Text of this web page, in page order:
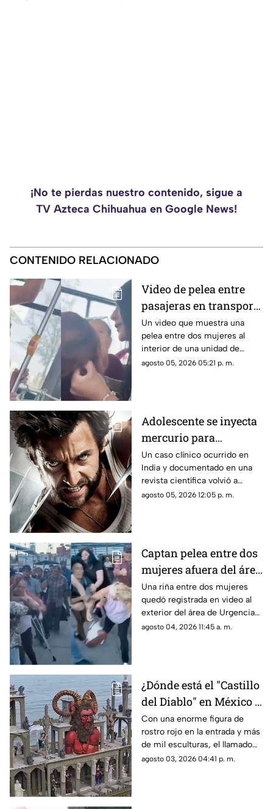
¡No te pierdas nuestro contenido, sigue a
TV Azteca Chihuahua en Google News!
CONTENIDO RELACIONADO
Video de pelea entre
pasajeras en transporte
público se vuelve viral
en redes sociales
Un video que muestra una
pelea entre dos mujeres al
interior de una unidad de
transporte público comenzó a
agosto 05, 2026 05:21 p. m.
Adolescente se inyecta
mercurio para
parecerse a Wolverine
y termina
hospitalizado
Un caso clínico ocurrido en
India y documentado en una
revista científica volvió a
generar interés por los riesgos
agosto 05, 2026 12:05 p. m.
Captan pelea entre dos
mujeres afuera del área
de Urgencias de un
hospital en Chihuahua
| VIDEO
Una riña entre dos mujeres
quedó registrada en video al
exterior del área de Urgencias
de un hospital ubicado en
agosto 04, 2026 11:45 a. m.
¿Dónde está el "Castillo
del Diablo" en México y
por qué se volvió tan
famoso?
Con una enorme figura de
rostro rojo en la entrada y más
de mil esculturas, el llamado
“Castillo del Diablo” se ha
agosto 03, 2026 04:41 p. m.